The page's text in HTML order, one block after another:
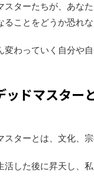
スターたちが、あな
ることをどうか恐れ
変わっていく自分や
ッドマスター
スターとは、文化、
活した後に昇天し、